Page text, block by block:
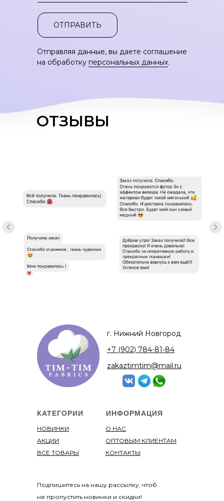
ОТПРАВИТЬ
Отправляя данные, вы даете соглашение
на обработку персональных данных.
ОТЗЫВЫ
КАТЕГОРИИ
НОВИНКИ
АКЦИИ
ВСЕ ТОВАРЫ
ИНФОРМАЦИЯ
О НАС
ОПТОВЫМ КЛИЕНТАМ
КОНТАКТЫ
г. Нижний Новгород
+7 (902) 784-81-84
zakaztimtim@mail.ru
Подпишитесь на нашу рассылку, чтоб
не пропустить новинки и скидки!